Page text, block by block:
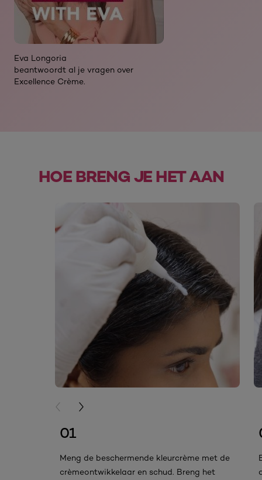
Eva Longoria
beantwoordt al je vragen over
Excellence Crème.
HOE BRENG JE HET AAN
01
Meng de beschermende kleurcrème met de
crèmeontwikkelaar en schud. Breng het
PREVIOUS CARD
NEXT CARD